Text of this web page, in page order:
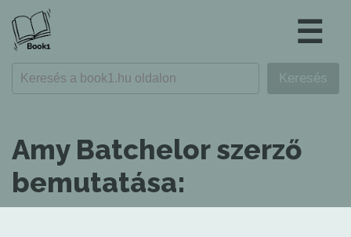
☰
Amy Batchelor szerző
bemutatása: